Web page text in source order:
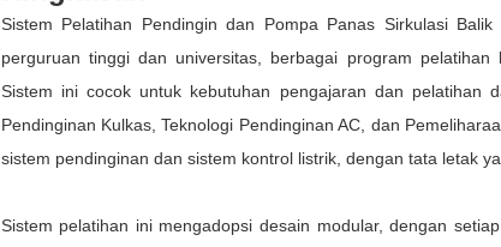
Sistem Pelatihan Pendingin dan Pompa Panas Sirkulasi
perguruan tinggi dan universitas, berbagai program
Sistem ini cocok untuk kebutuhan pengajaran dan pelatihan
Pendinginan Kulkas, Teknologi Pendinginan AC, dan
sistem pendinginan dan sistem kontrol listrik, dengan tata letak
Sistem pelatihan ini mengadopsi desain modular, dengan